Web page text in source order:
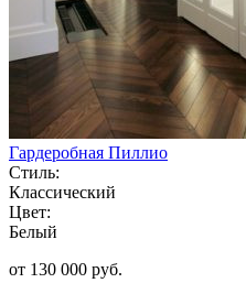
Гардеробная Пиллио
Стиль:
Классический
Цвет:
Белый
от 130 000 руб.